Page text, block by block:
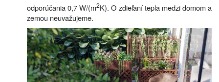
odporúčania 0,7 W/(m2K). O zdieľaní tepla medzi domom a
zemou neuvažujeme.